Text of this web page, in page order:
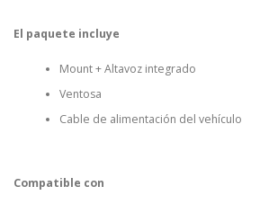
El paquete incluye
Mount + Altavoz integrado
Ventosa
Cable de alimentación del vehículo
Compatible con